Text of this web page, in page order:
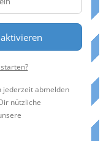
aktivieren
jederzeit abmelden
nützliche